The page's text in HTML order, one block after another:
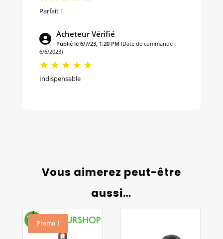
Parfait !
Acheteur Vérifié
Publié le 6/7/23, 1:20 PM (Date de commande :
6/6/2023)
Indispensable
Vous aimerez peut-être
aussi…
Promo !